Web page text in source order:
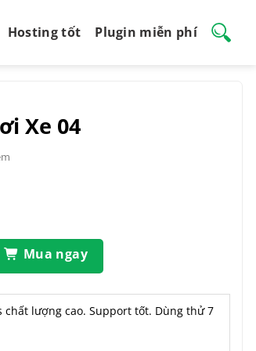
Hosting tốt Plugin miễn phí
Xe 04
₫.
Mua ngay
chất lượng cao. Support tốt. Dùng thử 7